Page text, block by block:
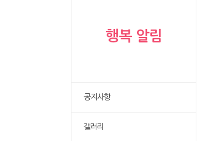
행복 알림
공지사항
갤러리